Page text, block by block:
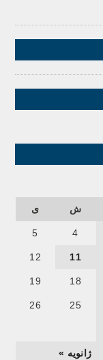
ش ی
ژانویه »
4
5
11
12
18
19
25
26